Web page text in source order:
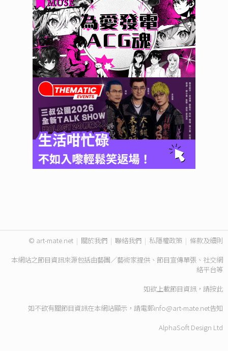
© art-mate.net | 關於我們 | 聯絡我們 | 私隱權政策 | 條款及細則
本網站之節目資訊來源包括由藝團／藝術家提供、節目宣傳單張、社交網
絡平台等
如欲上載節目資訊，請按此
如不欲有關節目資訊在本網站顯示，請電郵info@art-mate.net告知
AlphaSoft Design Ltd